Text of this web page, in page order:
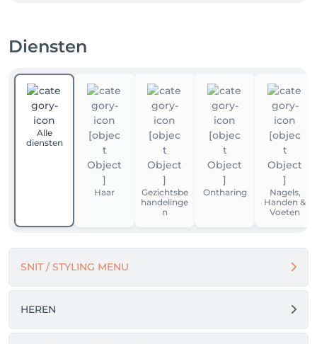
1.Login of registreer Rechtsboven via Facebook of e-
2.Kies je dienst Je ziet meteen de eerst beschikbare
datum.
Twijfel je? Bel ons op 056/70.65.20.
3.Bevestig je afspraak
Je ontvangt een bevestigingsmail + herinnering 24
Via MIJN PROFIEL kan je afspraken bekijken, wijzigen
Tot binnenkort! Coiffure Kelly & Team
Diensten
Alle
diensten
Haar
Gezichtsbe
handelinge
n
Ontharing
Nagels,
Handen &
Voeten
SNIT / STYLING MENU
HEREN